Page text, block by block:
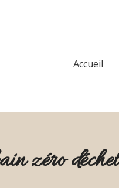
Accueil
zéro déchet